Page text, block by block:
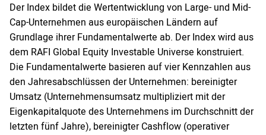
Der Index bildet die Wertentwicklung von Large- und Mid-
Cap-Unternehmen aus europäischen Ländern auf
Grundlage ihrer Fundamentalwerte ab. Der Index wird aus
dem RAFI Global Equity Investable Universe konstruiert.
Die Fundamentalwerte basieren auf vier Kennzahlen aus
den Jahresabschlüssen der Unternehmen: bereinigter
Umsatz (Unternehmensumsatz multipliziert mit der
Eigenkapitalquote des Unternehmens im Durchschnitt der
letzten fünf Jahre), bereinigter Cashflow (operativer